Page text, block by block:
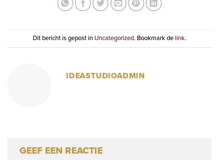
Dit bericht is gepost in Uncategorized. Bookmark de link.
IDEASTUDIOADMIN
GEEF EEN REACTIE